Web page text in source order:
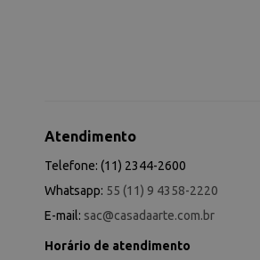
Atendimento
Telefone: (11) 2344-2600
Whatsapp: 55 (11) 9 4358-2220
E-mail: sac@casadaarte.com.br
Horário de atendimento